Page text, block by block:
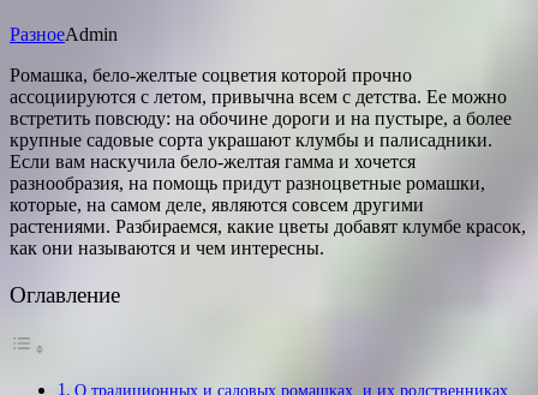
РазноеAdmin
Ромашка, бело-желтые соцветия которой прочно
ассоциируются с летом, привычна всем с детства. Ее можно
встретить повсюду: на обочине дороги и на пустыре, а более
крупные садовые сорта украшают клумбы и палисадники.
Если вам наскучила бело-желтая гамма и хочется
разнообразия, на помощь придут разноцветные ромашки,
которые, на самом деле, являются совсем другими
растениями. Разбираемся, какие цветы добавят клумбе красок,
как они называются и чем интересны.
Оглавление
О традиционных и садовых ромашках, и их родственниках